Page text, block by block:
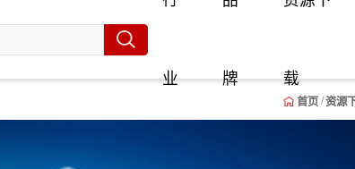
业 牌 载
首页 资源